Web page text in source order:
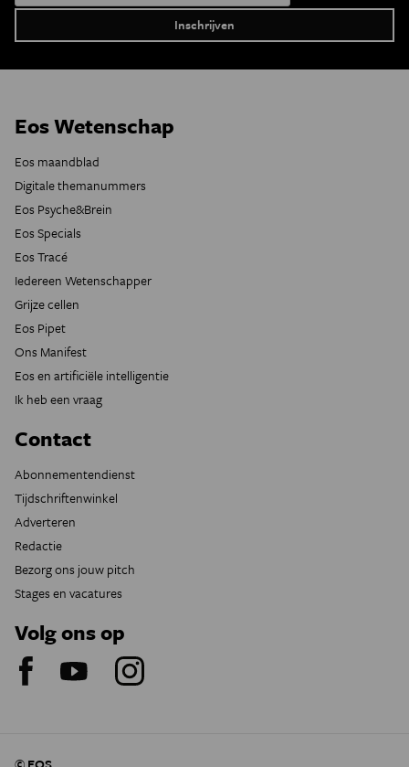
Eos Wetenschap
Eos maandblad
Digitale themanummers
Eos Psyche&Brein
Eos Specials
Eos Tracé
Iedereen Wetenschapper
Grijze cellen
Eos Pipet
Ons Manifest
Eos en artificiële intelligentie
Ik heb een vraag
Contact
Abonnementendienst
Tijdschriftenwinkel
Adverteren
Redactie
Bezorg ons jouw pitch
Stages en vacatures
Volg ons op